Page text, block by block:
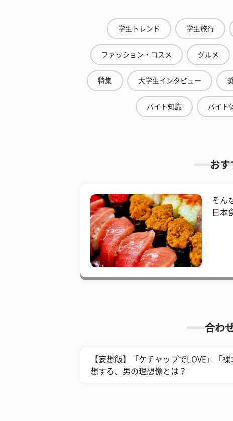
学生トレンド 学生旅行
ファッション・コスメ グルメ
特集 大学生インタビュー
バイト知識 バイト
おす
そん
日本
合わ
【妄想飯】「ケチャップでLOVE」「
想する、男の理想像とは？